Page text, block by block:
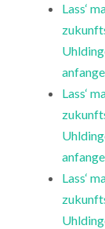
Lass‘
Lass‘
Lass‘